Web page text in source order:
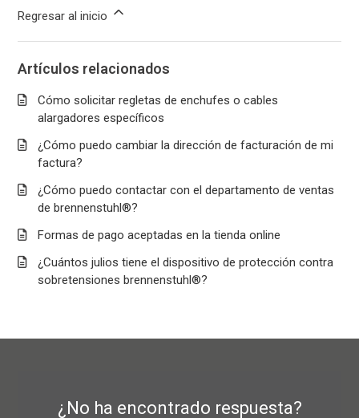
Regresar al inicio
Artículos relacionados
Cómo solicitar regletas de enchufes o cables
alargadores específicos
¿Cómo puedo cambiar la dirección de facturación de mi
factura?
¿Cómo puedo contactar con el departamento de ventas
de brennenstuhl®?
Formas de pago aceptadas en la tienda online
¿Cuántos julios tiene el dispositivo de protección contra
sobretensiones brennenstuhl®?
¿No ha encontrado respuesta?